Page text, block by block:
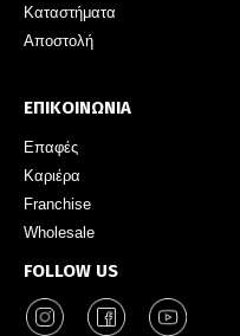
Καταστήματα
Αποστολή
ΕΠΙΚΟΙΝΩΝΙΑ
Επαφές
Καριέρα
Franchise
Wholesale
FOLLOW US